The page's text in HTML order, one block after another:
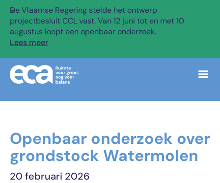
De Vlaamse Regering stelde het ontwerp
projectbesluit CCL vast. Van 12 juni tot en met 10
augustus loopt een openbaar onderzoek.
Lees meer
✕
Openbaar onderzoek over
grondstock Watermolen
20 februari 2026